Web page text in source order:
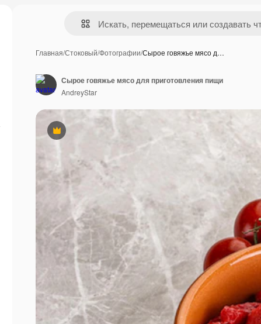
Главная/Стоковый/Фотографии/Сырое говяжье мясо д…
Премиум
Сырое говяжье мясо для приготовления пищи
AndreyStar